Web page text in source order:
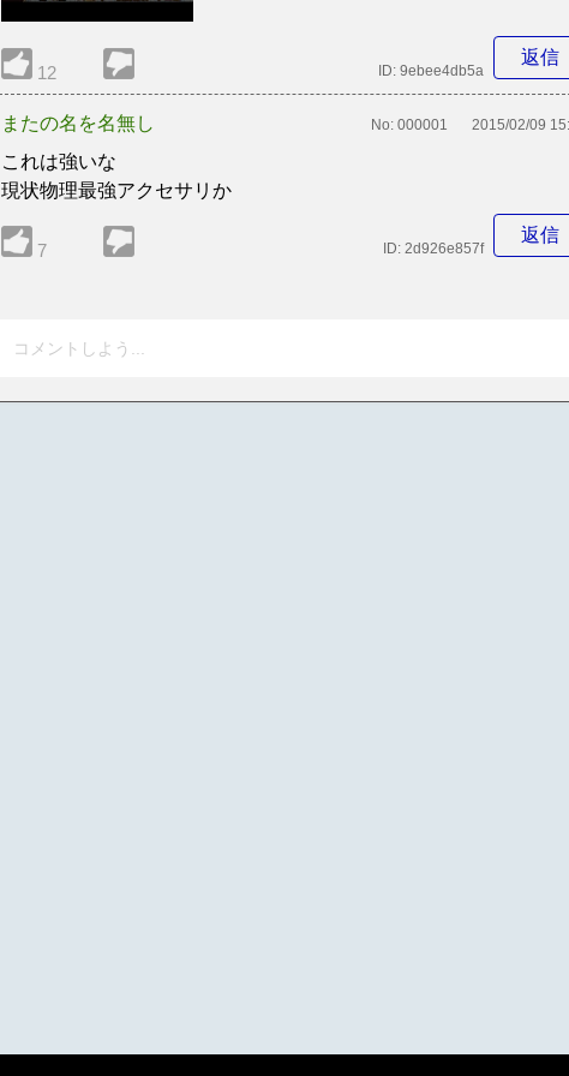
12
返信
ID: 9ebee4db5a
またの名を名無し No: 000001 2015/02/09
これは強いな
現状物理最強アクセサリか
7
返信
ID: 2d926e857f
コメントしよう...